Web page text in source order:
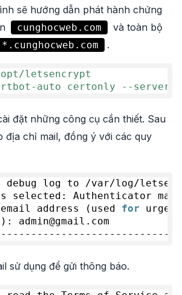
sẽ hướng dẫn phát hành chứng
cunghocweb.com
và toàn bộ
*.cunghocweb.com .
letsencrypt
auto certonly --server
đặt những công cụ cần thiết. Sau
địa chỉ mail, đồng ý với các quy
debug log to /var/log/
selected: Authenticator
address (used for
admin@gmail.com
sử dụng để gửi thông báo.